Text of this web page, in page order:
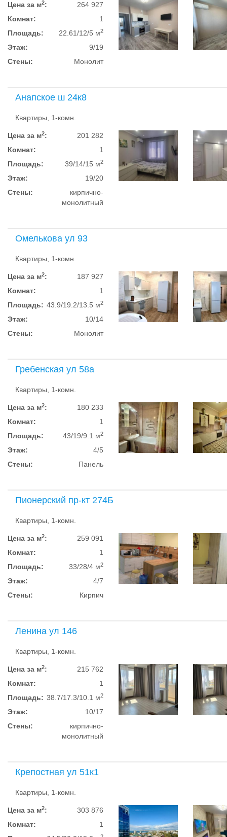
Цена за м2:
264 927
Комнат:
1
Площадь:
22.61/12/5 м2
Этаж:
9/19
Стены:
Монолит
Анапское ш 24к8
Квартиры, 1-комн.
Цена за м2:
201 282
Комнат:
1
Площадь:
39/14/15 м2
Этаж:
19/20
Стены:
кирпично-
монолитный
Омелькова ул 93
Квартиры, 1-комн.
Цена за м2:
187 927
Комнат:
1
Площадь: 43.9/19.2/13.5 м2
Этаж:
10/14
Стены:
Монолит
Гребенская ул 58а
Квартиры, 1-комн.
Цена за м2:
180 233
Комнат:
1
Площадь:
43/19/9.1 м2
Этаж:
4/5
Стены:
Панель
Пионерский пр-кт 274Б
Квартиры, 1-комн.
Цена за м2:
259 091
Комнат:
1
Площадь:
33/28/4 м2
Этаж:
4/7
Стены:
Кирпич
Ленина ул 146
Квартиры, 1-комн.
Цена за м2:
215 762
Комнат:
1
Площадь: 38.7/17.3/10.1 м2
Этаж:
10/17
Стены:
кирпично-
монолитный
Крепостная ул 51к1
Квартиры, 1-комн.
Цена за м2:
303 876
Комнат:
1